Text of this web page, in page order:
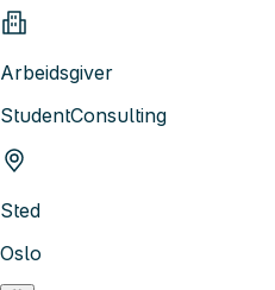
Arbeidsgiver
StudentConsulting
Sted
Oslo